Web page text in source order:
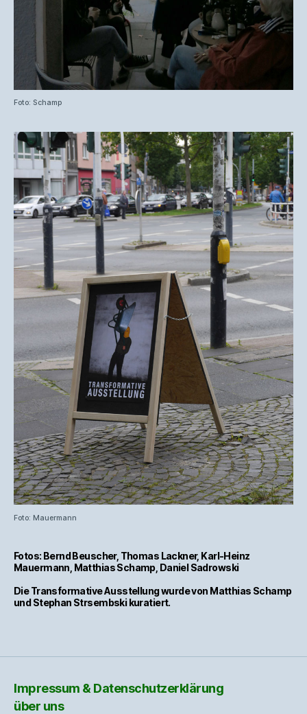
Foto: Schamp
Foto: Mauermann
Fotos: Bernd Beuscher, Thomas Lackner, Karl-Heinz
Mauermann, Matthias Schamp, Daniel Sadrowski
Die Transformative Ausstellung wurde von Matthias Schamp
und Stephan Strsembski kuratiert.
Impressum & Datenschutzerklärung
über uns